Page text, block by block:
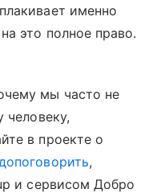
именно
это полное право.
мы часто не
человеку,
в проекте о
,
и сервисом Добро